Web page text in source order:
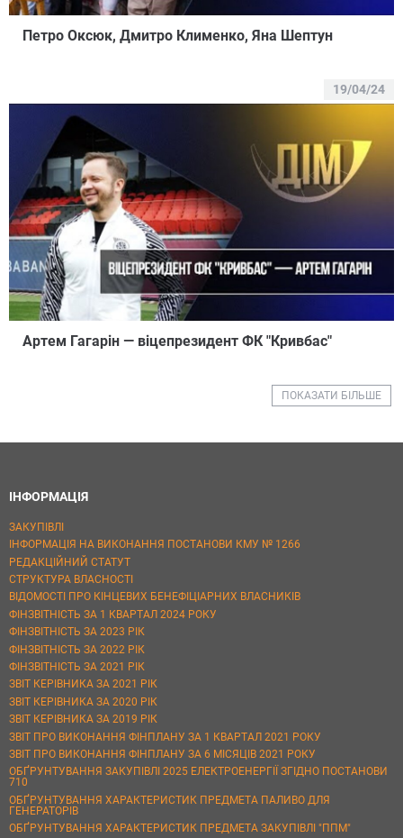
Петро Оксюк, Дмитро Клименко, Яна Шептун
19/04/24
Артем Гагарін — віцепрезидент ФК "Кривбас"
ПОКАЗАТИ БІЛЬШЕ
ІНФОРМАЦІЯ
ЗАКУПІВЛІ
ІНФОРМАЦІЯ НА ВИКОНАННЯ ПОСТАНОВИ КМУ № 1266
РЕДАКЦІЙНИЙ СТАТУТ
СТРУКТУРА ВЛАСНОСТІ
ВІДОМОСТІ ПРО КІНЦЕВИХ БЕНЕФІЦІАРНИХ ВЛАСНИКІВ
ФІНЗВІТНІСТЬ ЗА 1 КВАРТАЛ 2024 РОКУ
ФІНЗВІТНІСТЬ ЗА 2023 РІК
ФІНЗВІТНІСТЬ ЗА 2022 РІК
ФІНЗВІТНІСТЬ ЗА 2021 РІК
ЗВІТ КЕРІВНИКА ЗА 2021 РІК
ЗВІТ КЕРІВНИКА ЗА 2020 РІК
ЗВІТ КЕРІВНИКА ЗА 2019 РІК
ЗВІТ ПРО ВИКОНАННЯ ФІНПЛАНУ ЗА 1 КВАРТАЛ 2021 РОКУ
ЗВІТ ПРО ВИКОНАННЯ ФІНПЛАНУ ЗА 6 МІСЯЦІВ 2021 РОКУ
ОБҐРУНТУВАННЯ ЗАКУПІВЛІ 2025 ЕЛЕКТРОЕНЕРГІЇ ЗГІДНО ПОСТАНОВИ
710
ОБҐРУНТУВАННЯ ХАРАКТЕРИСТИК ПРЕДМЕТА ПАЛИВО ДЛЯ
ГЕНЕРАТОРІВ
ОБҐРУНТУВАННЯ ХАРАКТЕРИСТИК ПРЕДМЕТА ЗАКУПІВЛІ "ППМ"